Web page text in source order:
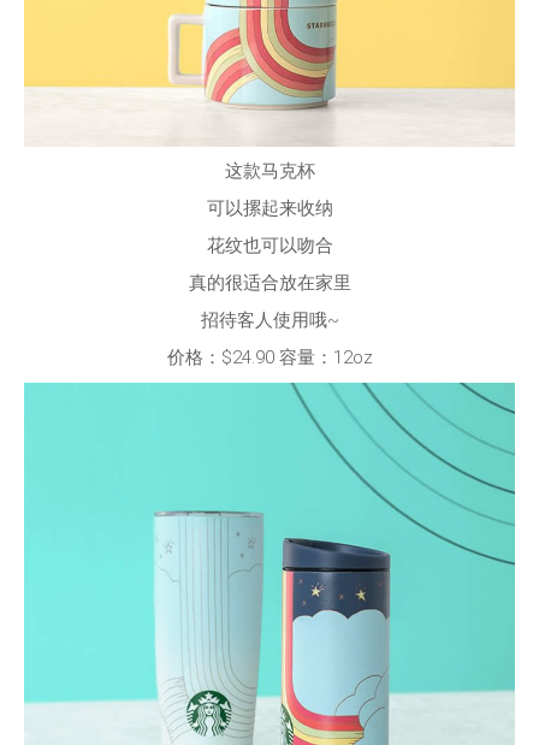
这款马克杯
可以摞起来收纳
花纹也可以吻合
真的很适合放在家里
招待客人使用哦~
价格：$24.90 容量：12oz